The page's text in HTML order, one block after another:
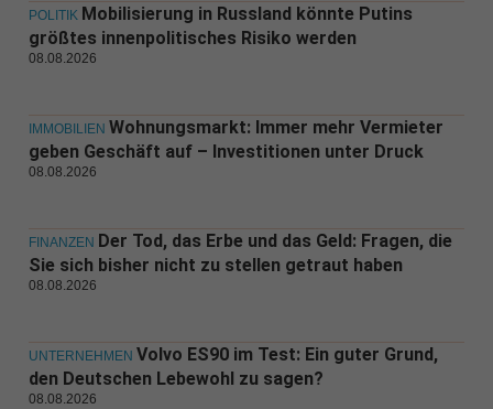
POLITIK Mobilisierung in Russland könnte Putins
größtes innenpolitisches Risiko werden
08.08.2026
IMMOBILIEN Wohnungsmarkt: Immer mehr Vermieter
geben Geschäft auf – Investitionen unter Druck
08.08.2026
FINANZEN Der Tod, das Erbe und das Geld: Fragen, die
Sie sich bisher nicht zu stellen getraut haben
08.08.2026
UNTERNEHMEN Volvo ES90 im Test: Ein guter Grund,
den Deutschen Lebewohl zu sagen?
08.08.2026